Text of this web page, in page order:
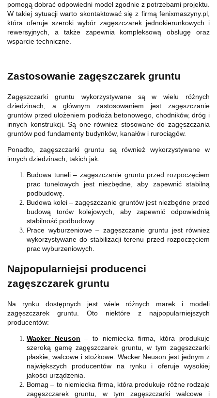
pomogą dobrać odpowiedni model zgodnie z potrzebami projektu.
W takiej sytuacji warto skontaktować się z firmą fenixmaszyny.pl,
która oferuje szeroki wybór zagęszczarek jednokierunkowych i
rewersyjnych, a także zapewnia kompleksową obsługę oraz
wsparcie techniczne.
Zastosowanie zagęszczarek gruntu
Zagęszczarki gruntu wykorzystywane są w wielu różnych
dziedzinach, a głównym zastosowaniem jest zagęszczanie
gruntów przed ułożeniem podłoża betonowego, chodników, dróg i
innych konstrukcji. Są one również stosowane do zagęszczania
gruntów pod fundamenty budynków, kanałów i rurociągów.
Ponadto, zagęszczarki gruntu są również wykorzystywane w
innych dziedzinach, takich jak:
Budowa tuneli – zagęszczanie gruntu przed rozpoczęciem
prac tunelowych jest niezbędne, aby zapewnić stabilną
podbudowę.
Budowa kolei – zagęszczanie gruntów jest niezbędne przed
budową torów kolejowych, aby zapewnić odpowiednią
stabilność podbudowy.
Prace wyburzeniowe – zagęszczanie gruntu jest również
wykorzystywane do stabilizacji terenu przed rozpoczęciem
prac wyburzeniowych.
Najpopularniejsi producenci
zagęszczarek gruntu
Na rynku dostępnych jest wiele różnych marek i modeli
zagęszczarek gruntu. Oto niektóre z najpopularniejszych
producentów:
Wacker Neuson – to niemiecka firma, która produkuje
szeroką gamę zagęszczarek gruntu, w tym zagęszczarki
płaskie, walcowe i stożkowe. Wacker Neuson jest jednym z
największych producentów na rynku i oferuje wysokiej
jakości urządzenia.
Bomag – to niemiecka firma, która produkuje różne rodzaje
zagęszczarek gruntu, w tym zagęszczarki walcowe i